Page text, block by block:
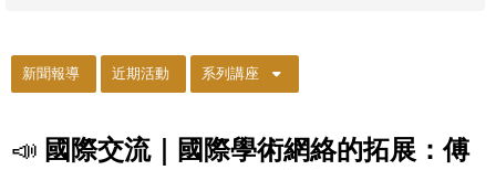
新聞報導 近期活動 系列講座
📣 國際交流｜國際學術網絡的拓展：傅